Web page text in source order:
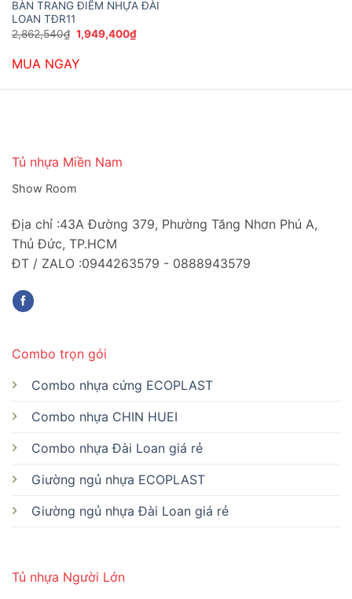
BÀN TRANG ĐIỂM NHỰA ĐÀI
LOAN TĐR11
2,862,540₫ Giá
gốc
2,862,540₫.
1,949,400₫Giá
hiện
MUA NGAY
Tủ nhựa Miền Nam
Show Room
Địa chỉ :43A Đường 379, Phường Tăng Nhơn Phú A,
Thủ Đức, TP.HCM
ĐT / ZALO :0944263579 - 0888943579
Tủ nhựa Người Lớn
Combo trọn gói
Combo nhựa cứng ECOPLAST
Combo nhựa CHIN HUEI
Combo nhựa Đài Loan giá rẻ
Giường ngủ nhựa ECOPLAST
Giường ngủ nhựa Đài Loan giá rẻ